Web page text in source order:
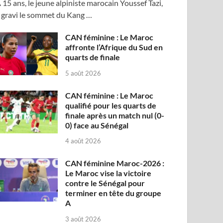
15 ans, le jeune alpiniste marocain Youssef Tazi,
gravi le sommet du Kang …
CAN féminine : Le Maroc
affronte l’Afrique du Sud en
quarts de finale
5 août 2026
CAN féminine : Le Maroc
qualifié pour les quarts de
finale après un match nul (0-
0) face au Sénégal
4 août 2026
CAN féminine Maroc-2026 :
Le Maroc vise la victoire
contre le Sénégal pour
terminer en tête du groupe
A
3 août 2026